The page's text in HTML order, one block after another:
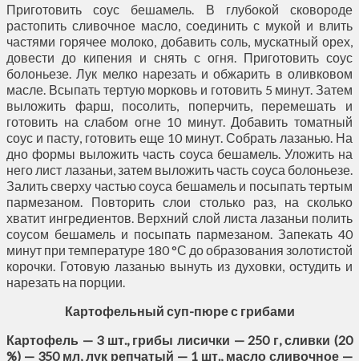
Приготовить соус бешамель. В глубокой сковороде
растопить сливочное масло, соединить с мукой и влить
частями горячее молоко, добавить соль, мускатный орех,
довести до кипения и снять с огня. Приготовить соус
болоньезе. Лук мелко нарезать и обжарить в оливковом
масле. Всыпать тертую морковь и готовить 5 минут. Затем
выложить фарш, посолить, поперчить, перемешать и
готовить на слабом огне 10 минут. Доба­вить томатный
соус и пасту, готовить еще 10 минут. Собрать лазанью. На
дно формы выложить часть соуса бешамель. Уложить на
него лист лазаньи, затем выложить часть соуса болоньезе.
Залить сверху частью соуса бешамель и посыпать тертым
пармезаном. Повторить слои столько раз, на сколько
хватит ингредиентов. Верхний слой листа лазаньи полить
соусом бешамель и посыпать пармезаном. Запекать 40
минут при температуре 180 °С до образования золотистой
корочки. Готовую лазанью вынуть из духовки, остудить и
нарезать на порции.
Картофельный суп-пюре с грибами
Картофель — 3 шт., грибы лисички — 250 г, сливки (20
%) — 350 мл, лук репчатый — 1 шт., масло сливочное —